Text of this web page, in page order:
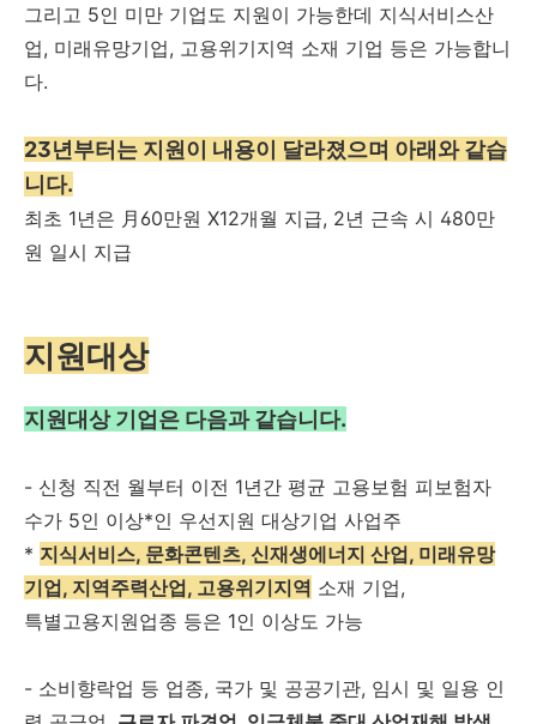
그리고 5인 미만 기업도 지원이 가능한데 지식서비스산
업, 미래유망기업, 고용위기지역 소재 기업 등은 가능합니
다.
23년부터는 지원이 내용이 달라졌으며 아래와 같습
니다.
최초 1년은 月60만원 X12개월 지급, 2년 근속 시 480만
원 일시 지급
지원대상
지원대상 기업은 다음과 같습니다.
- 신청 직전 월부터 이전 1년간 평균 고용보험 피보험자
수가 5인 이상*인 우선지원 대상기업 사업주
* 지식서비스, 문화콘텐츠, 신재생에너지 산업, 미래유망
기업, 지역주력산업, 고용위기지역 소재 기업,
특별고용지원업종 등은 1인 이상도 가능
- 소비향락업 등 업종, 국가 및 공공기관, 임시 및 일용 인